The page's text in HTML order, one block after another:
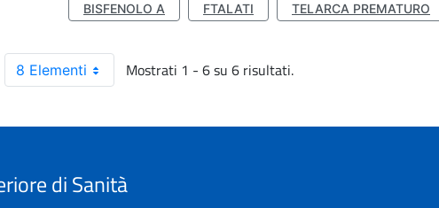
BISFENOLO A
FTALATI TELARCA PREMATURO
8 Elementi Mostrati 1 - 6 su 6 risultati.
di Sanità